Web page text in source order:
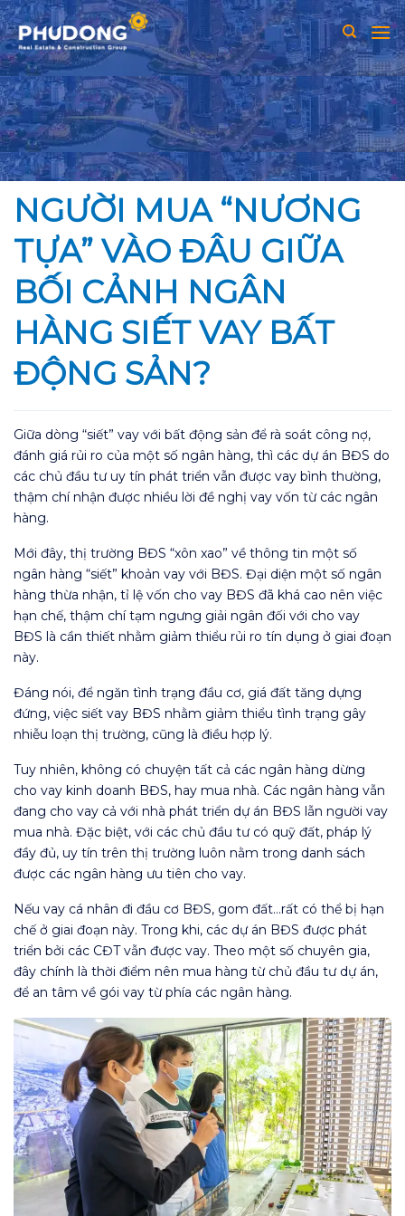
Skip
to
content
NGƯỜI MUA “NƯƠNG
TỰA” VÀO ĐÂU GIỮA
BỐI CẢNH NGÂN
HÀNG SIẾT VAY BẤT
ĐỘNG SẢN?
Giữa dòng “siết” vay với bất động sản để rà soát công nợ,
đánh giá rủi ro của một số ngân hàng, thì các dự án BĐS do
các chủ đầu tư uy tín phát triển vẫn được vay bình thường,
thậm chí nhận được nhiều lời đề nghị vay vốn từ các ngân
hàng.
Mới đây, thị trường BĐS “xôn xao” về thông tin một số
ngân hàng “siết” khoản vay với BĐS. Đại diện một số ngân
hàng thừa nhận, tỉ lệ vốn cho vay BĐS đã khá cao nên việc
hạn chế, thậm chí tạm ngưng giải ngân đối với cho vay
BĐS là cần thiết nhằm giảm thiểu rủi ro tín dụng ở giai đoạn
này.
Đáng nói, để ngăn tình trạng đầu cơ, giá đất tăng dựng
đứng, việc siết vay BĐS nhằm giảm thiểu tình trạng gây
nhiễu loạn thị trường, cũng là điều hợp lý.
Tuy nhiên, không có chuyện tất cả các ngân hàng dừng
cho vay kinh doanh BĐS, hay mua nhà. Các ngân hàng vẫn
đang cho vay cả với nhà phát triển dự án BĐS lẫn người vay
mua nhà. Đặc biệt, với các chủ đầu tư có quỹ đất, pháp lý
đầy đủ, uy tín trên thị trường luôn nằm trong danh sách
được các ngân hàng ưu tiên cho vay.
Nếu vay cá nhân đi đầu cơ BĐS, gom đất…rất có thể bị hạn
chế ở giai đoạn này. Trong khi, các dự án BĐS được phát
triển bởi các CĐT vẫn được vay. Theo một số chuyên gia,
đây chính là thời điểm nên mua hàng từ chủ đầu tư dự án,
để an tâm về gói vay từ phía các ngân hàng.